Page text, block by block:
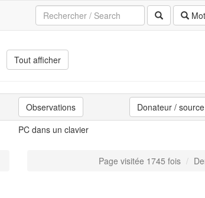
Tout afficher
Observations Donateur / source
PC dans un clavier
Page visitée 1745 fois